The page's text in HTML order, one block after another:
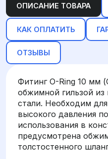
ОПИСАНИЕ ТОВАРА
КАК ОПЛАТИТЬ
ОТЗЫВЫ
Фитинг O-Ring 10 мм
обжимной гильзой из
стали. Необходим
высокого давления
использования в
предусмотрена
толстостенного